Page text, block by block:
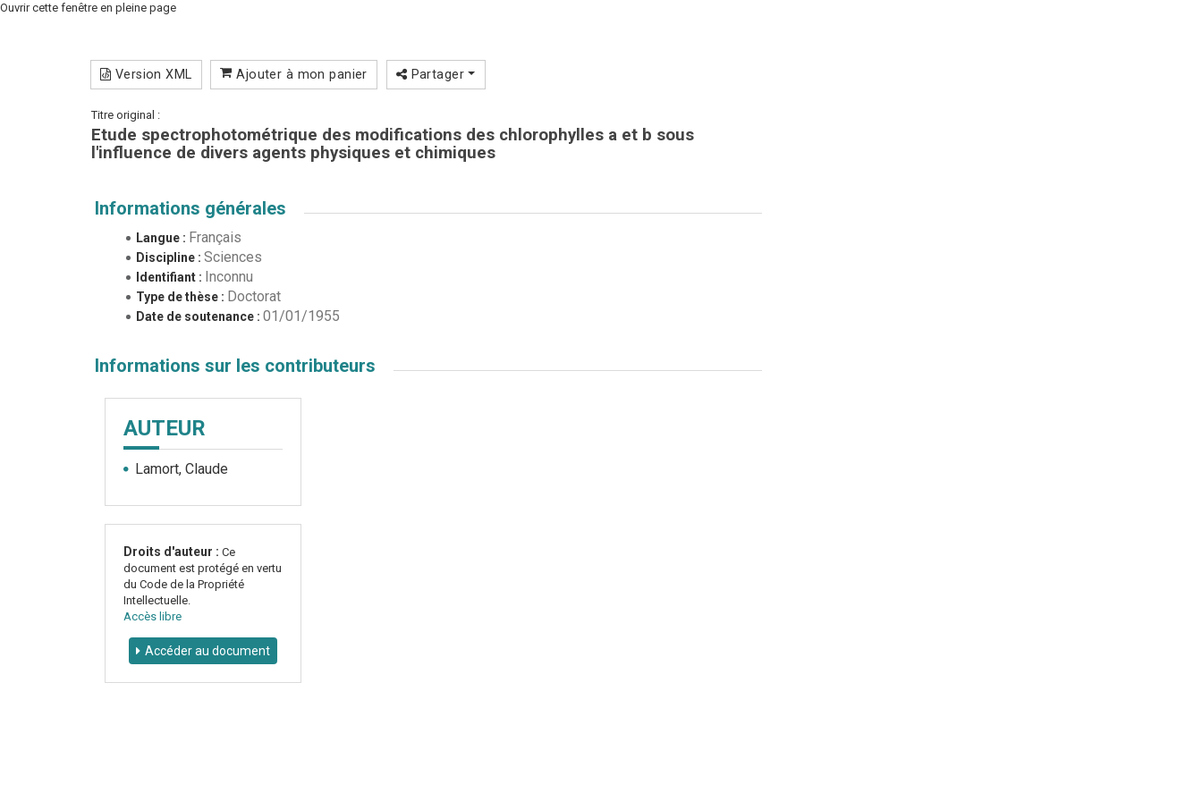
Ouvrir cette fenêtre en pleine page
Version XML Ajouter à mon panier Partager
Titre original :
Etude spectrophotométrique des modifications des chlorophylles a et b sous
l'influence de divers agents physiques et chimiques
Informations générales
Langue : Français
Discipline : Sciences
Identifiant : Inconnu
Type de thèse : Doctorat
Date de soutenance : 01/01/1955
Informations sur les contributeurs
AUTEUR
Lamort, Claude
Droits d'auteur : Ce
document est protégé en vertu
du Code de la Propriété
Intellectuelle.
Accès libre
Accéder au document